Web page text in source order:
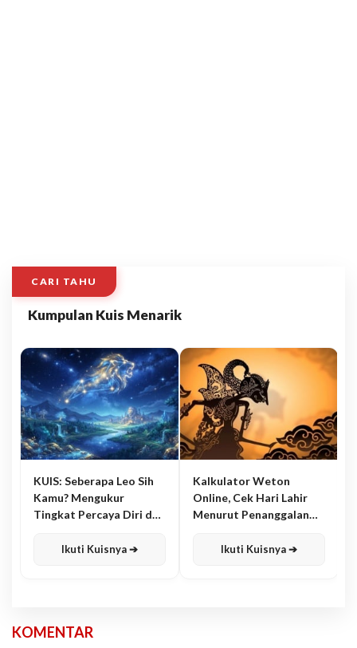
CARI TAHU
Kumpulan Kuis Menarik
KUIS: Seberapa Leo Sih
Kamu? Mengukur
Tingkat Percaya Diri dan
Ikuti Kuisnya ➔
Kalkulator Weton
Online, Cek Hari Lahir
Menurut Penanggalan
Ikuti Kuisnya ➔
KOMENTAR